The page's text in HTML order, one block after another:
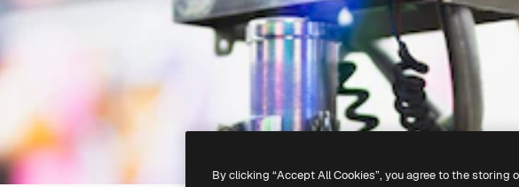
By clicking “Accept All Cookies”, you agree to the storing